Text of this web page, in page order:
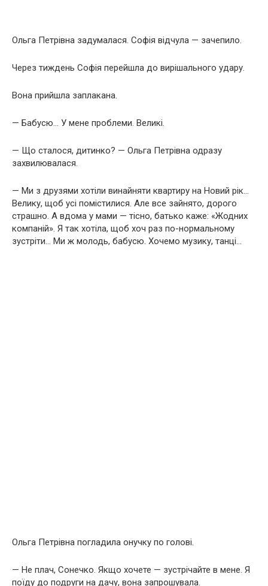
Ольга Петрівна задумалася. Софія відчула — зачепило.
Через тиждень Софія перейшла до вирішального удару.
Вона прийшла заплакана.
— Бабусю… У мене проблеми. Великі.
— Що сталося, дитинко? — Ольга Петрівна одразу
захвилювалася.
— Ми з друзями хотіли винайняти квартиру на Новий рік…
Велику, щоб усі помістилися. Але все зайнято, дорого
страшно. А вдома у мами — тісно, батько каже: «Жодних
компаній». Я так хотіла, щоб хоч раз по-нормальному
зустріти… Ми ж молодь, бабусю. Хочемо музику, танці…
Ольга Петрівна погладила онучку по голові.
— Не плач, Сонечко. Якщо хочете — зустрічайте в мене. Я
поїду до подруги на дачу, вона запрошувала.